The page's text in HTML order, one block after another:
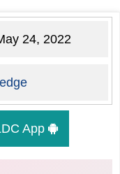
24, 2022
App